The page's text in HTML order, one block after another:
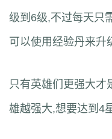
级到6级,不过每天只
可以使用经验丹来升
只有英雄们更强大才
雄越强大,想要达到4